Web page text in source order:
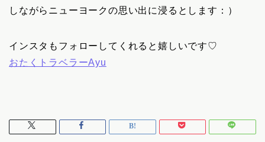
しながらニューヨークの思い出に浸るとします：）
インスタもフォローしてくれると嬉しいです♡
おたくトラベラーAyu